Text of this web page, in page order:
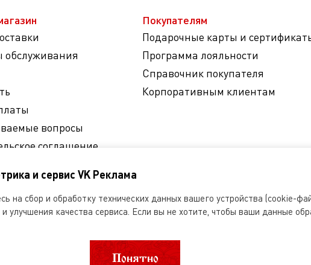
обслуживания
вопросы
соглашение
данных
Покупателям
Подарочные карты и
Программа лояльности
Справочник покупателя
Корпоративным клиентам
и сервис VK Реклама
на сбор и обработку технических данных вашего устройства (cookie-
улучшения качества сервиса. Если вы не хотите, чтобы ваши данные
Понятно